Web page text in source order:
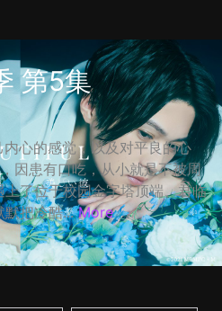
第5集
心的感觉，以及对平良的心
因患有口吃，从小就是不被周
了位于校园金字塔顶端、君临
默把冷酷... More